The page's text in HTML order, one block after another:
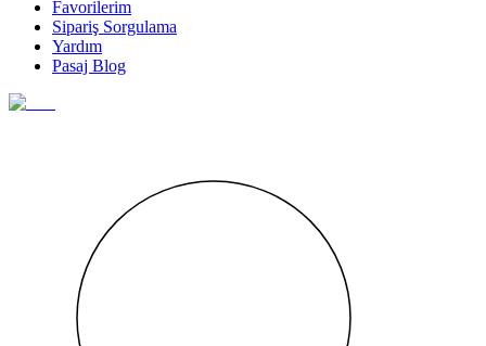
Favorilerim
Sipariş Sorgulama
Yardım
Pasaj Blog